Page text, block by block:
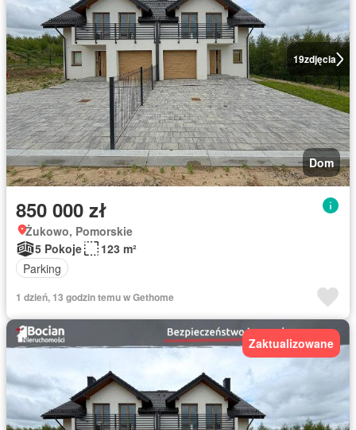
19zdjęcia
Dom
850 000 zł
Żukowo, Pomorskie
5 Pokoje
123 m²
Parking
1 dzień, 13 godzin temu w Gethome
Zaktualizowane